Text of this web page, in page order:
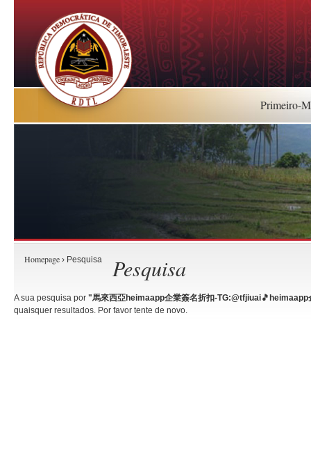
Primeiro-
Homepage › Pesquisa Pesquisa
A sua pesquisa por "馬來西亞heimaapp企業簽名折扣-
quaisquer resultados. Por favor tente de novo.